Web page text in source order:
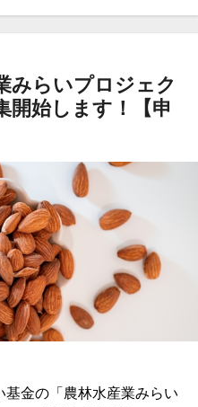
みらいプロジェク
開始します！【申
金の「農林水産業みらい